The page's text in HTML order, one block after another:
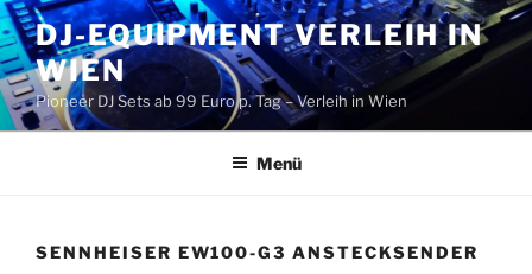
Zum
Inhalt
springen
DJ-EQUIPMENT VERLEIH IN
WIEN
Pioneer DJ Sets ab 99 Euro p. Tag – Verleih in Wien
Menü
SENNHEISER EW100-G3 ANSTECKSENDER